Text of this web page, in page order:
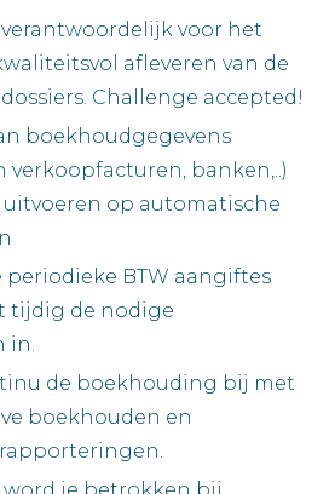
voor het
afleveren van de
Challenge accepted!
boekhoudgegevens
verkoopfacturen, banken,..)
op automatische
periodieke BTW aangiftes
tijdig de nodige
in.
de boekhouding bij met
boekhouden en